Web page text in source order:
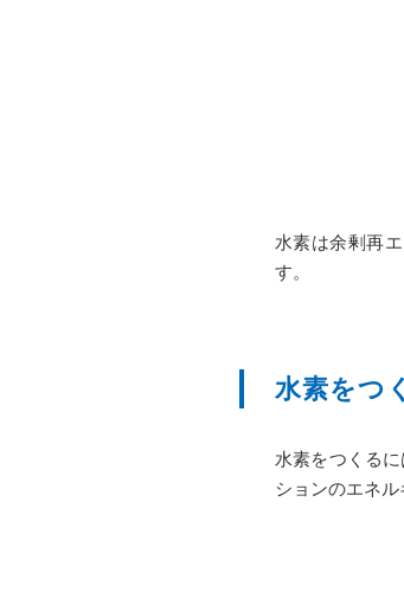
水素は余剰再
す。
水素をつ
水素をつくる
ションのエネル